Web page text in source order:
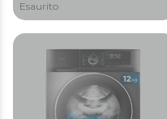
Inverter Plus, SteamMax,
pulizia del cestello, Allergy
Care, avvio ritardato,
Diamond Care, Stop&Go,
programma ECO e blocco
bambini.
Esaurito